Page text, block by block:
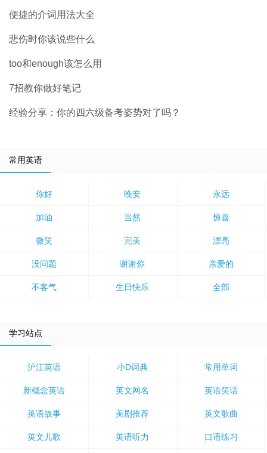
便捷的介词用法大全
悲伤时你该说些什么
too和enough该怎么用
7招教你做好笔记
经验分享：你的四六级备考姿势对了吗？
常用英语
你好 晚安 永远
加油 当然 惊喜
微笑 完美 漂亮
没问题 谢谢你 亲爱的
不客气 生日快乐 全部
学习站点
沪江英语 小D词典 常用单词
新概念英语 英文网名 英语笑话
英语故事 美剧推荐 英文歌曲
英文儿歌 英语听力 口语练习